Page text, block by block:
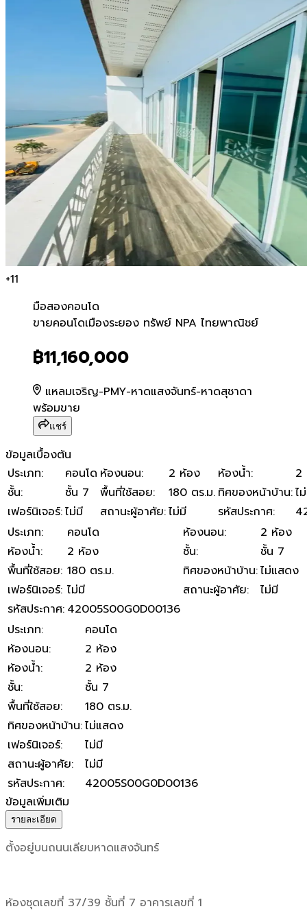
+11
มือสองคอนโด
ขายคอนโดเมืองระยอง ทรั
ขายคอนโดเมืองระยอง ทรัพย์ NPA ไทยพาณิชย์
฿11,160,000
แหลมเจริญ-PMY-หาดแสงจันทร์-หาดสุชาดา
พร้อมขาย
แชร์
ข้อมูลเบื้องต้น
ประเภท: คอนโด ห้องนอน: 2 ห้อง ห้องน้ำ:
2
ชั้น: ชั้น 7 พื้นที่ใช้สอย: 180 ตร.ม. ทิศของหน้าบ้าน:ไ
เฟอร์นิเจอร์:ไม่มี สถานะผู้อาศัย:ไม่มี รหัสประกาศ:
ประเภท: คอนโด ห้องนอน:
2 ห้อง
ห้องน้ำ: 2 ห้อง ชั้น:
ชั้น 7
พื้นที่ใช้สอย: 180 ตร.ม. ทิศของหน้าบ้าน:ไม่แสดง
เฟอร์นิเจอร์: ไม่มี สถานะผู้อาศัย:
ไม่มี
รหัสประกาศ: 42005S00G0D00136
ประเภท:
คอนโด
ห้องนอน:
2 ห้อง
ห้องน้ำ:
2 ห้อง
ชั้น:
ชั้น 7
พื้นที่ใช้สอย:
180 ตร.ม.
ทิศของหน้าบ้าน:ไม่แสดง
เฟอร์นิเจอร์:
ไม่มี
สถานะผู้อาศัย:
ไม่มี
รหัสประกาศ:
42005S00G0D00136
ข้อมูลเพิ่มเติม
รายละเอียด
ตั้งอยู่บนถนนเลียบหาดแสงจันทร์
ห้องชุดเลขที่ 37/39 ชั้นที่ 7 อาคารเลขที่ 1